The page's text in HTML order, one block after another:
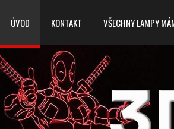
ÚVOD KONTAKT VŠECHNY LAMPY